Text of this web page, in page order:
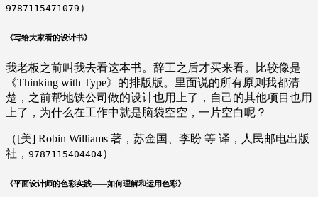
9787115471079 ）
《写给大家看的设计书》
我老板之前叫我去看这本书。辞工之后才买来看。比较像是
《Thinking with Type》的排版版。里面说的所有原则我都清
楚，之前帮地铁公司做的设计也用上了，自己的其他项目也用
上了，为什么在工作中就是脑袋空空，一片空白呢？
（[美] Robin Williams 著，苏金国、李盼 等 译，人民邮电出版
社， 9787115404404）
《平面设计师的色彩实践——如何理解和运用色彩》